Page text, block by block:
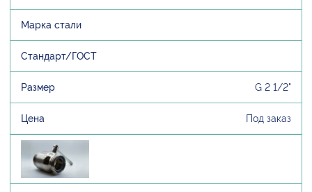
G 2 1/2"
Под заказ